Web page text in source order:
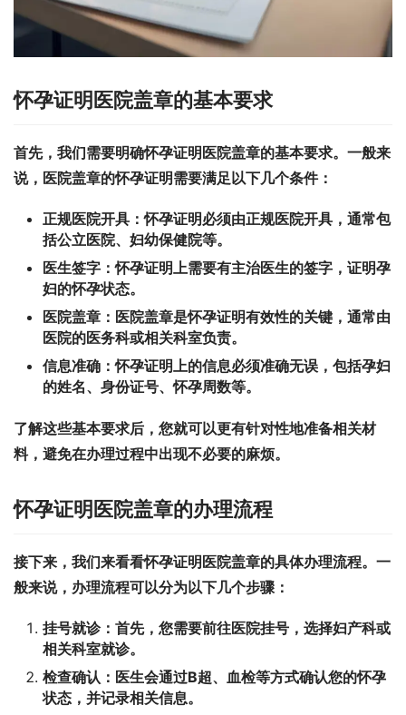
怀孕证明医院盖章的基本要求
首先，我们需要明确怀孕证明医院盖章的基本要求。一般来
说，医院盖章的怀孕证明需要满足以下几个条件：
正规医院开具：怀孕证明必须由正规医院开具，通常包
括公立医院、妇幼保健院等。
医生签字：怀孕证明上需要有主治医生的签字，证明孕
妇的怀孕状态。
医院盖章： 医院盖章是怀孕证明有效性的关键，通常由
医院的医务科或相关科室负责。
信息准确：怀孕证明上的信息必须准确无误，包括孕妇
的姓名、身份证号、怀孕周数等。
了解这些基本要求后，您就可以更有针对性地准备相关材
料，避免在办理过程中出现不必要的麻烦。
怀孕证明医院盖章的办理流程
接下来，我们来看看怀孕证明医院盖章的具体办理流程。一
般来说，办理流程可以分为以下几个步骤：
挂号就诊： 首先，您需要前往医院挂号，选择妇产科或
相关科室就诊。
检查确认： 医生会通过B超、血检等方式确认您的怀孕
状态，并记录相关信息。